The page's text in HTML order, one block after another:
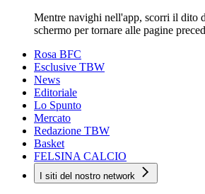
Mentre navighi nell'app, scorri il dito
schermo per tornare alle pagine
Rosa BFC
Esclusive TBW
News
Editoriale
Lo Spunto
Mercato
Redazione TBW
Basket
FELSINA CALCIO
I siti del nostro network